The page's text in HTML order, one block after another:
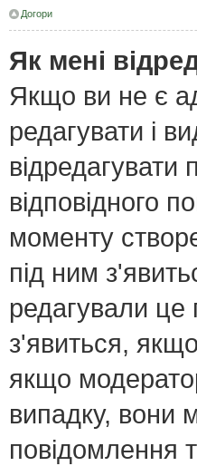
Догори
Як мені
Якщо ви не є
редагувати і
відповідного
моменту
під ним
редагували це
з'явиться,
якщо
випадку, вони
повідомлення